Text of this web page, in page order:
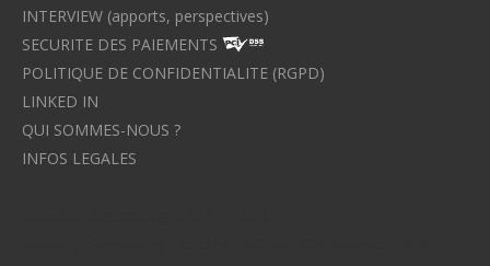
INTERVIEW (apports, perspectives)
SECURITE DES PAIEMENTS
POLITIQUE DE CONFIDENTIALITE (RGPD)
LINKED IN
QUI SOMMES-NOUS ?
INFOS LEGALES